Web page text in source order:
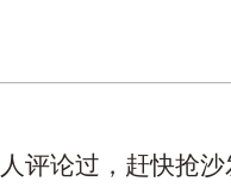
评论过，赶快抢沙